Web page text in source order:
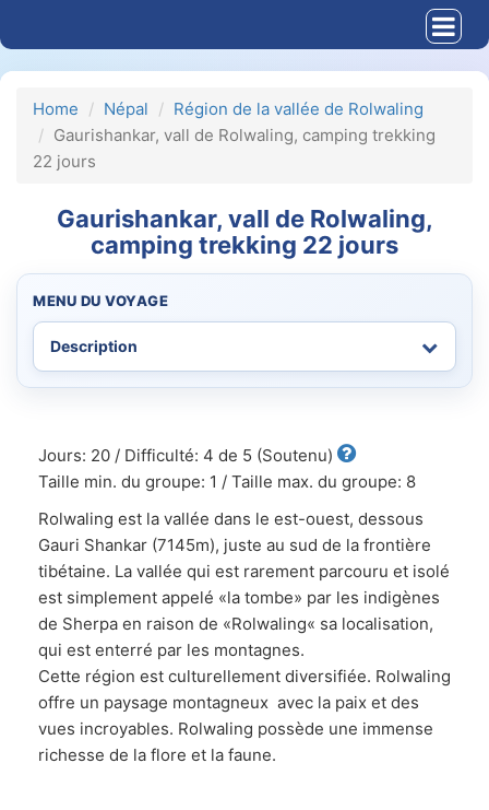
Home Népal
Région de la vallée de Rolwaling
Gaurishankar, vall de Rolwaling, camping trekking
22 jours
Gaurishankar, vall de Rolwaling,
camping trekking 22 jours
MENU DU VOYAGE
Jours: 20 / Difficulté: 4 de 5 (Soutenu)
Taille min. du groupe: 1 / Taille max. du groupe: 8
Rolwaling est la vallée dans le est-ouest, dessous
Gauri Shankar (7145m), juste au sud de la frontière
tibétaine. La vallée qui est rarement parcouru et isolé
est simplement appelé «la tombe» par les indigènes
de Sherpa en raison de «Rolwaling« sa localisation,
qui est enterré par les montagnes.
Cette région est culturellement diversifiée. Rolwaling
offre un paysage montagneux avec la paix et des
vues incroyables. Rolwaling possède une immense
richesse de la flore et la faune.